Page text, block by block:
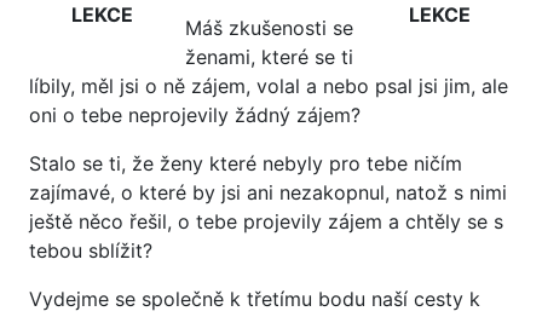
LEKCE
LEKCE
Máš zkušenosti se
ženami, které se ti
líbily, měl jsi o ně zájem, volal a nebo psal jsi jim, ale
oni o tebe neprojevily žádný zájem?
Stalo se ti, že ženy které nebyly pro tebe ničím
zajímavé, o které by jsi ani nezakopnul, natož s nimi
ještě něco řešil, o tebe projevily zájem a chtěly se s
tebou sblížit?
Vydejme se společně k třetímu bodu naší cesty k